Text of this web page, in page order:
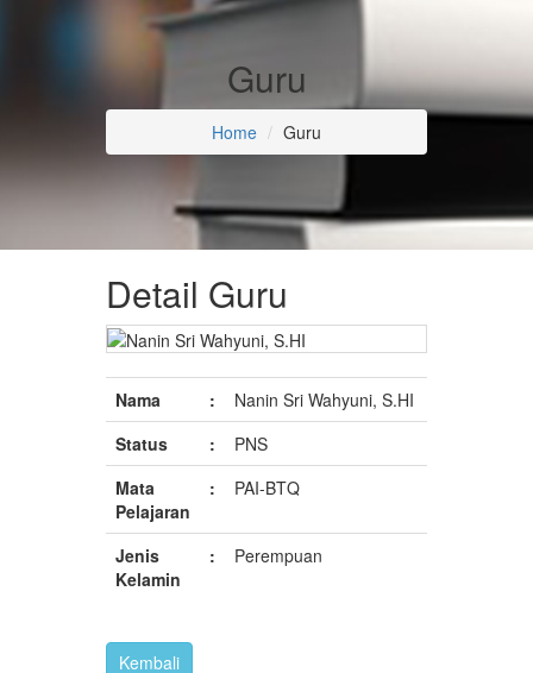
Guru
Home Guru
Detail Guru
Nama :
Nanin Sri Wahyuni, S.HI
Status
:
PNS
Mata
Pelajaran
: PAI-BTQ
Jenis
Kelamin
: Perempuan